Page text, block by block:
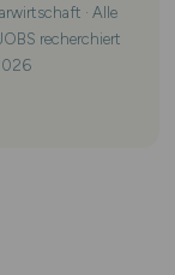
· Alle
recherchiert